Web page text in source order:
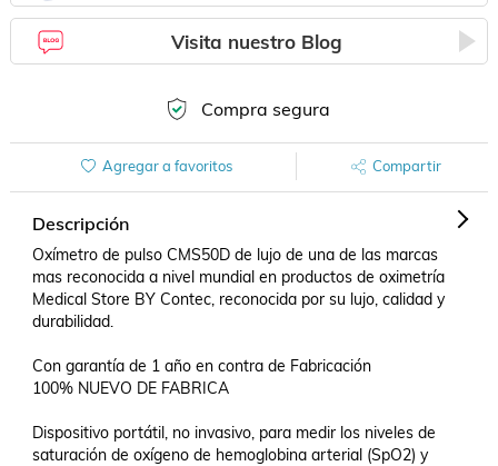
Visita nuestro Blog
Compra segura
Agregar a favoritos Compartir
Descripción
Oxímetro de pulso CMS50D de lujo de una de las marcas
mas reconocida a nivel mundial en productos de oximetría
Medical Store BY Contec, reconocida por su lujo, calidad y
durabilidad.
Con garantía de 1 año en contra de Fabricación
100% NUEVO DE FABRICA
Dispositivo portátil, no invasivo, para medir los niveles de
saturación de oxígeno de hemoglobina arterial (SpO2) y